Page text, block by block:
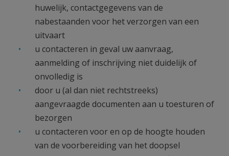
huwelijk, contactgegevens van de
nabestaanden voor het verzorgen van een
uitvaart
u contacteren in geval uw aanvraag,
aanmelding of inschrijving niet duidelijk of
onvolledig is
door u (al dan niet rechtstreeks)
aangevraagde documenten aan u toesturen of
bezorgen
u contacteren voor en op de hoogte houden
van de voorbereiding van het doopsel